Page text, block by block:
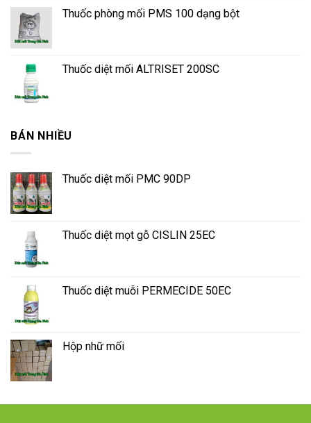
Thuốc phòng mối PMS 100 dạng bột
Thuốc diệt mối ALTRISET 200SC
BÁN NHIỀU
Thuốc diệt mối PMC 90DP
Thuốc diệt mọt gỗ CISLIN 25EC
Thuốc diệt muỗi PERMECIDE 50EC
Hộp nhữ mối